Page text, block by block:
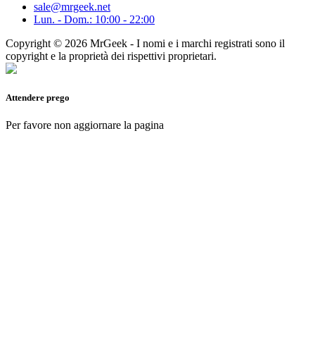
sale@mrgeek.net
Lun. - Dom.: 10:00 - 22:00
Copyright © 2026 MrGeek - I nomi e i marchi registrati sono il
copyright e la proprietà dei rispettivi proprietari.
Attendere prego
Per favore non aggiornare la pagina